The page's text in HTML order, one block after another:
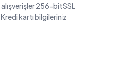
256-bit SSL
kartı bilgileriniz